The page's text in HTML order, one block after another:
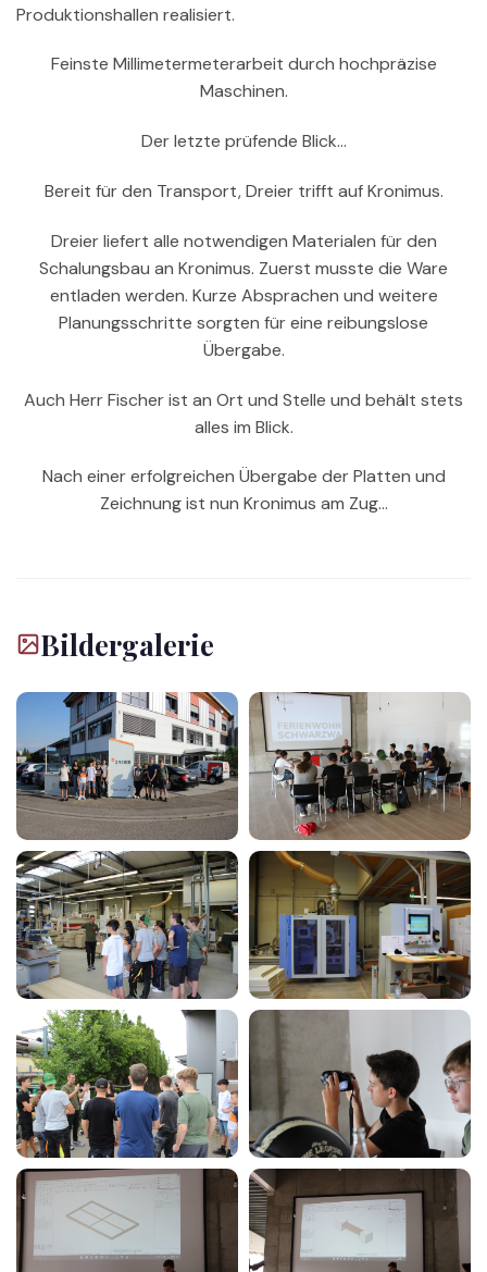
Produktionshallen realisiert.
Feinste Millimetermeterarbeit durch hochpräzise
Maschinen.
Der letzte prüfende Blick…
Bereit für den Transport, Dreier trifft auf Kronimus.
Dreier liefert alle notwendigen Materialen für den
Schalungsbau an Kronimus. Zuerst musste die Ware
entladen werden. Kurze Absprachen und weitere
Planungsschritte sorgten für eine reibungslose
Übergabe.
Auch Herr Fischer ist an Ort und Stelle und behält stets
alles im Blick.
Nach einer erfolgreichen Übergabe der Platten und
Zeichnung ist nun Kronimus am Zug…
Bildergalerie